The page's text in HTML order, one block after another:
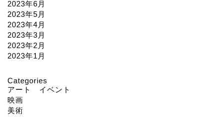
2023年6月
2023年5月
2023年4月
2023年3月
2023年2月
2023年1月
Categories
アート イベント
映画
美術